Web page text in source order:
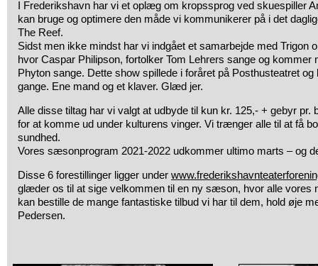
I Frederikshavn har vi et oplæg om kropssprog ved skuespiller
kan bruge og optimere den måde vi kommunikerer på i det
The Reef.
Sidst men ikke mindst har vi indgået et samarbejde med Trigon
hvor Caspar Philipson, fortolker Tom Lehrers sange og kommer
Phyton sange. Dette show spillede i foråret på Posthusteatret
gange. Ene mand og et klaver. Glæd jer.
Alle disse tiltag har vi valgt at udbyde til kun kr. 125,- + gebyr pr.
for at komme ud under kulturens vinger. Vi trænger alle til at få
sundhed.
Vores sæsonprogram 2021-2022 udkommer ultimo marts – og
Disse 6 forestillinger ligger under
glæder os til at sige velkommen til en ny sæson, hvor alle vores
kan bestille de mange fantastiske tilbud vi har til dem, hold øje
Pedersen.